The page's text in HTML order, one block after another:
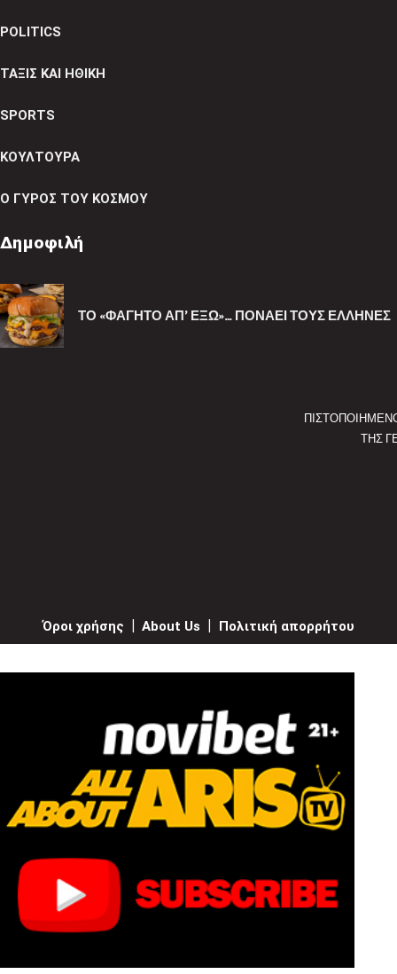
POLITICS
ΤΑΞΙΣ ΚΑΙ ΗΘΙΚΗ
SPORTS
ΚΟΥΛΤΟΥΡΑ
Ο ΓΥΡΟΣ ΤΟΥ ΚΟΣΜΟΥ
Δημοφιλή
ΤΟ «ΦΑΓΗΤΌ ΑΠ’ ΈΞΩ»… ΠΟΝΆΕΙ ΤΟΥΣ ΈΛΛΗΝΕΣ
ΤΗΣ
Όροι χρήσης About Us Πολιτική απορρήτου